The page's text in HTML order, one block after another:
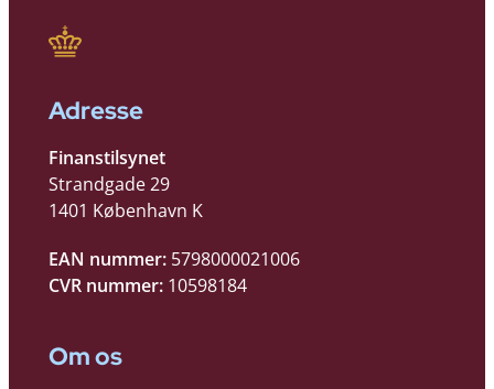
Adresse
Finanstilsynet
Strandgade 29
1401 København K
EAN nummer: 5798000021006
CVR nummer: 10598184
Om os